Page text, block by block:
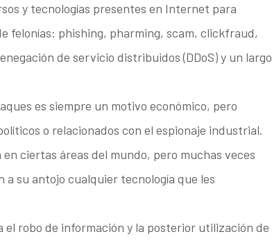
y tecnologías presentes en Internet para
felonías: phishing, pharming, scam, clickfraud,
de servicio distribuidos (DDoS) y un largo
es siempre un motivo económico, pero
o relacionados con el espionaje industrial.
ciertas áreas del mundo, pero muchas veces
a su antojo cualquier tecnología que les
robo de información y la posterior utilización de